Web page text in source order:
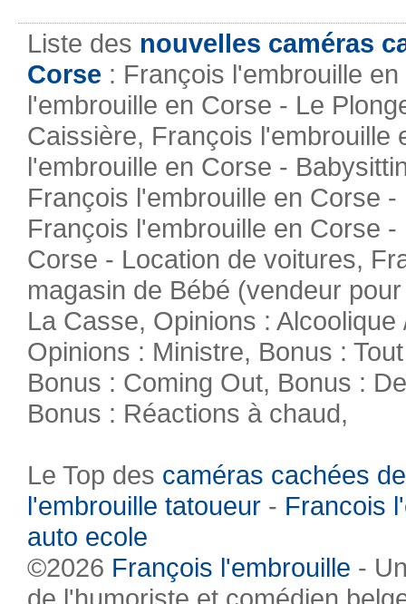
Liste des nouvelles caméras
Corse : François l'embrouille
l'embrouille en Corse - Le
Caissière, François l'embrouille
l'embrouille en Corse -
François l'embrouille en Corse
François l'embrouille en Corse
Corse - Location de voitures,
magasin de Bébé (vendeur
La Casse, Opinions :
Opinions : Ministre, Bonus :
Bonus : Coming Out, Bonus :
Bonus : Réactions à chaud,
Le Top des caméras cachées
l'embrouille tatoueur - Francois
auto ecole
©2026 François l'embrouille -